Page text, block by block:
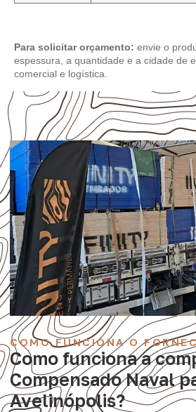
Para solicitar orçamento: envie o
espessura, a quantidade e a cidade de
comercial e logística.
COMO FUNCIONA O
Como funciona a
Compensado Naval
Avelinópolis?